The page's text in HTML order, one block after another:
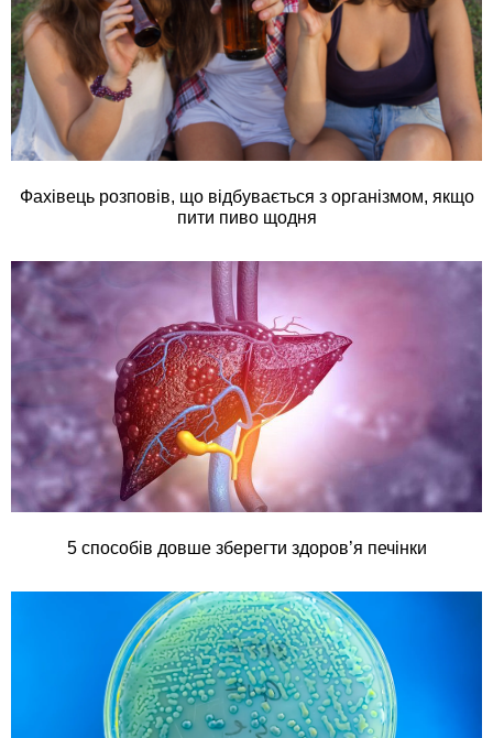
Фахівець розповів, що відбувається з організмом, якщо
пити пиво щодня
5 способів довше зберегти здоров’я печінки